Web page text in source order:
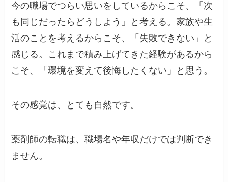
今の職場でつらい思いをしているからこそ、「次
も同じだったらどうしよう」と考える。家族や生
活のことを考えるからこそ、「失敗できない」と
感じる。これまで積み上げてきた経験があるから
こそ、「環境を変えて後悔したくない」と思う。
その感覚は、とても自然です。
薬剤師の転職は、職場名や年収だけでは判断でき
ません。